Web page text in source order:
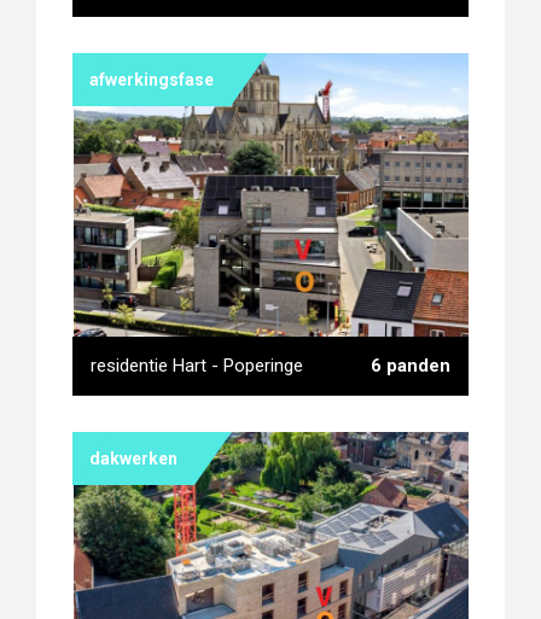
residentie Ubi bene -
Nieuwpoort
afwerkingsfase
residentie Hart - Poperinge 6 panden
residentie Hart - Poperinge
dakwerken